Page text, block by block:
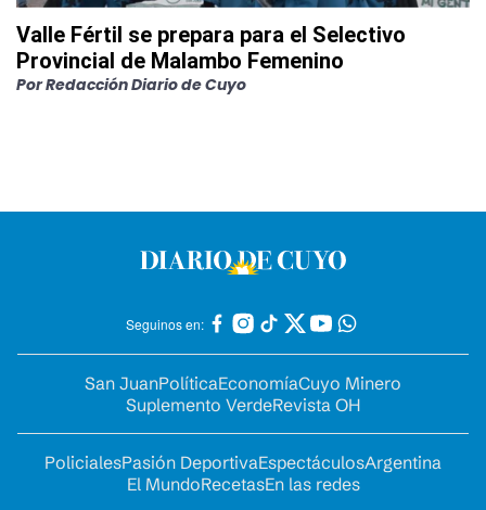
Valle Fértil se prepara para el Selectivo
Provincial de Malambo Femenino
PorRedacción Diario de Cuyo
Seguinos en:
San JuanPolíticaEconomíaCuyo Minero
Suplemento VerdeRevista OH
PolicialesPasión DeportivaEspectáculosArgentina
El MundoRecetasEn las redes